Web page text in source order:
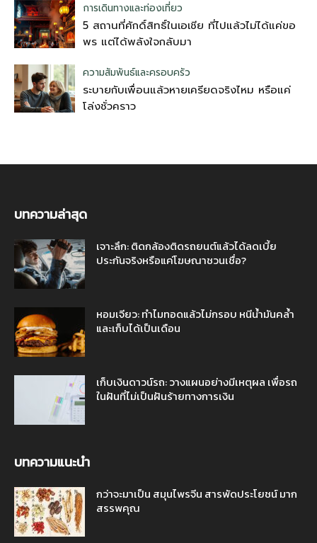
การเดินทางและท่องเที่ยว
5 สถานที่ศักดิ์สิทธิ์ในเอเชีย ที่ไปแล้วไม่ได้แค่ขอ
พร แต่ได้พลังใจกลับมา
ความสัมพันธ์และครอบครัว
ระบายกับเพื่อนแล้วหายเครียดจริงไหม หรือแค่
โล่งชั่วคราว
บทความล่าสุด
เจาะลึก: ติดกล้องติดรถยนต์แล้วได้ลดเบี้ย
ประกันจริงหรือแค่โฆษณาชวนเชื่อ?
หอมเจียว: ทำไมทอดแล้วไม่กรอบ หนีน้ำมันคล้ำ
และเก็บได้เป็นเดือน
เก็บเงินดาวน์รถ: วางแผนอย่างมีเหตุผล เพื่อรถ
ในฝันที่ไม่เป็นฝันร้ายทางการเงิน
บทความแนะนำ
กว่าจะมาเป็น สมุนไพรจีน สารพัดประโยชน์ มาก
สรรพคุณ